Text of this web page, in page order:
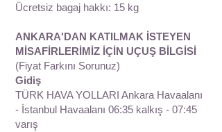
Ücretsiz bagaj hakkı: 15 kg
ANKARA'DAN KATILMAK İSTEYEN
MİSAFİRLERİMİZ İÇİN UÇUŞ BİLGİSİ
(Fiyat Farkını Sorunuz)
Gidiş
TÜRK HAVA YOLLARI Ankara Havaalanı
- İstanbul Havaalanı 06:35 kalkış - 07:45
varış